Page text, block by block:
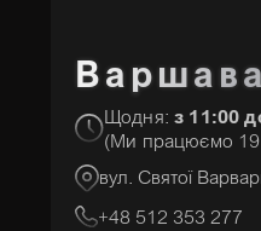
Варшава
Щодня: з 11:00
(Ми працюємо 19
вул. Святої
+48 512 353 277